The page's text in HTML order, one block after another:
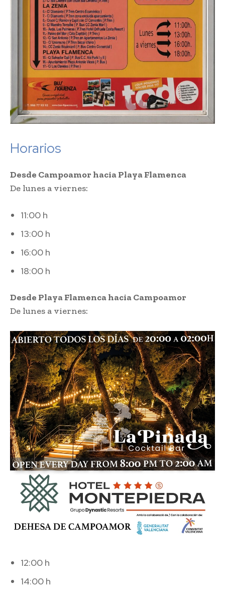
Horarios
Desde Campoamor hacia Playa Flamenca
De lunes a viernes:
11:00 h
13:00 h
16:00 h
18:00 h
Desde Playa Flamenca hacia Campoamor
De lunes a viernes:
12:00 h
14:00 h